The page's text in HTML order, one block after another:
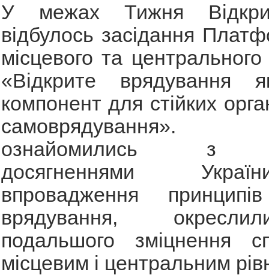
У межах Тижня
відбулось засідання
місцевого та центрального
«Відкрите врядування
компонент для стійких
самоврядування».
ознайомились з
досягненнями
впровадження
врядування,
подальшого зміцнення
місцевим і центральним